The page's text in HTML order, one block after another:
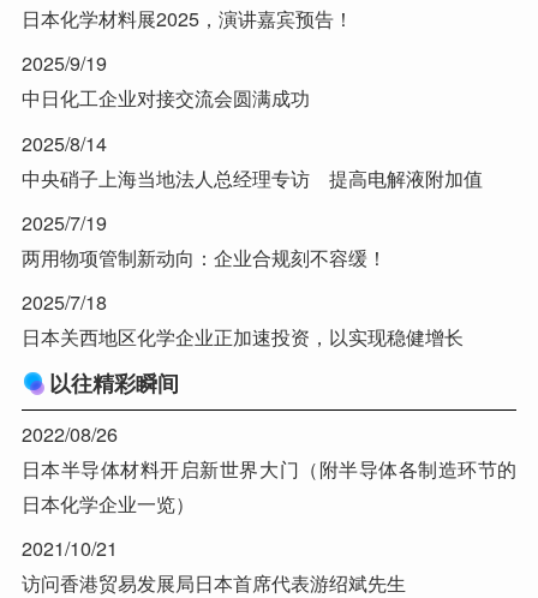
日本化学材料展2025，演讲嘉宾预告！
2025/9/19
中日化工企业对接交流会圆满成功
2025/8/14
中央硝子上海当地法人总经理专访 提高电解液附加值
2025/7/19
两用物项管制新动向：企业合规刻不容缓！
2025/7/18
日本关西地区化学企业正加速投资，以实现稳健增长
以往精彩瞬间
2022/08/26
日本半导体材料开启新世界大门（附半导体各制造环节的
日本化学企业一览）
2021/10/21
访问香港贸易发展局日本首席代表游绍斌先生